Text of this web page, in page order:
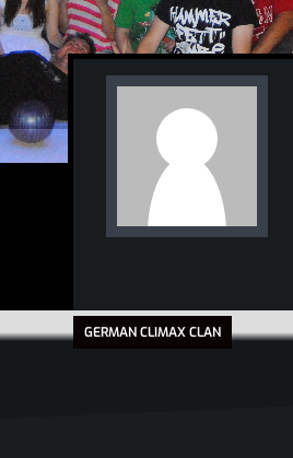
GERMAN CLIMAX CLAN